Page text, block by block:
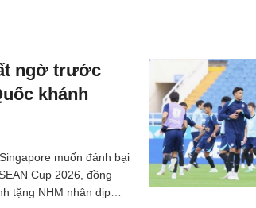
ngờ trước
khánh
muốn đánh bại
Cup 2026, đồng
tặng NHM nhân dịp